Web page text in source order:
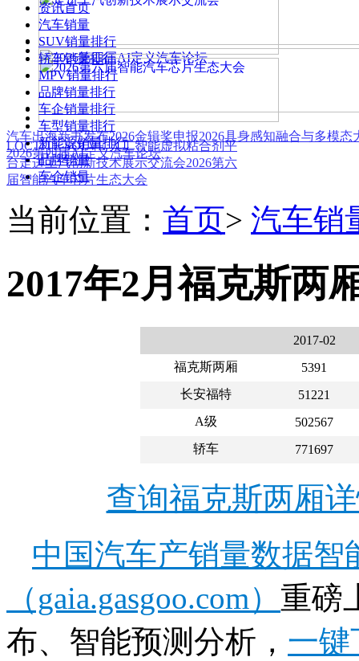
汽车出海新书发布2026金辑奖申报2026具身感知融合与多模态
2026第四届AI定义汽车论坛
LOCTITE SOLVE 人工智能虚拟粘合剂平
台走进上汽创新技术展示交流会2026第六
届智能汽车芯片生态大会
资讯首页
汽车销量
SUV销量排行
轿车销量排行
MPV销量排行
品牌销量排行
车企销量排行
车型销量排行
新能源销量排行
品牌销量
车企销量
当前位置： 首页> 汽车销
2017年2月福克斯两
2017-02
福克斯两厢
5391
长安福特
51221
A级
502567
轿车
771697
查询福克斯两厢
中国汽车产销量数据
（gaia.gasgoo.com） 重磅
布、智能预测分析， 一键